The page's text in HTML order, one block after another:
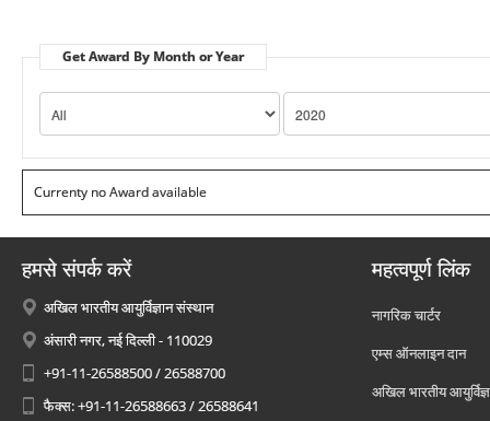
Get Award By Month or Year
Currenty no Award available
हमसे संपर्क करें
अखिल भारतीय आयुर्विज्ञान संस्थान
अंसारी नगर, नई दिल्ली - 110029
+91-11-26588500 / 26588700
फैक्स: +91-11-26588663 / 26588641
महत्वपूर्ण लिंक
नागरिक चार्टर
एम्स ऑनलाइन दान
अखिल भारतीय